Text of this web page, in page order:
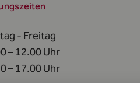
- Freitag
– 12.00 Uhr
– 17.00 Uhr